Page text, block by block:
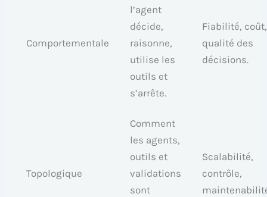
Comportementale
l’agent
décide,
raisonne,
utilise les
outils et
s’arrête.
Fiabilité, coût,
qualité des
décisions.
Topologique
Comment
les agents,
outils et
validations
sont
Scalabilité,
contrôle,